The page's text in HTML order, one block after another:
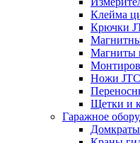
Клейма
Крючки
Магниты
Ножи JTC
Щетки и
Гаражное